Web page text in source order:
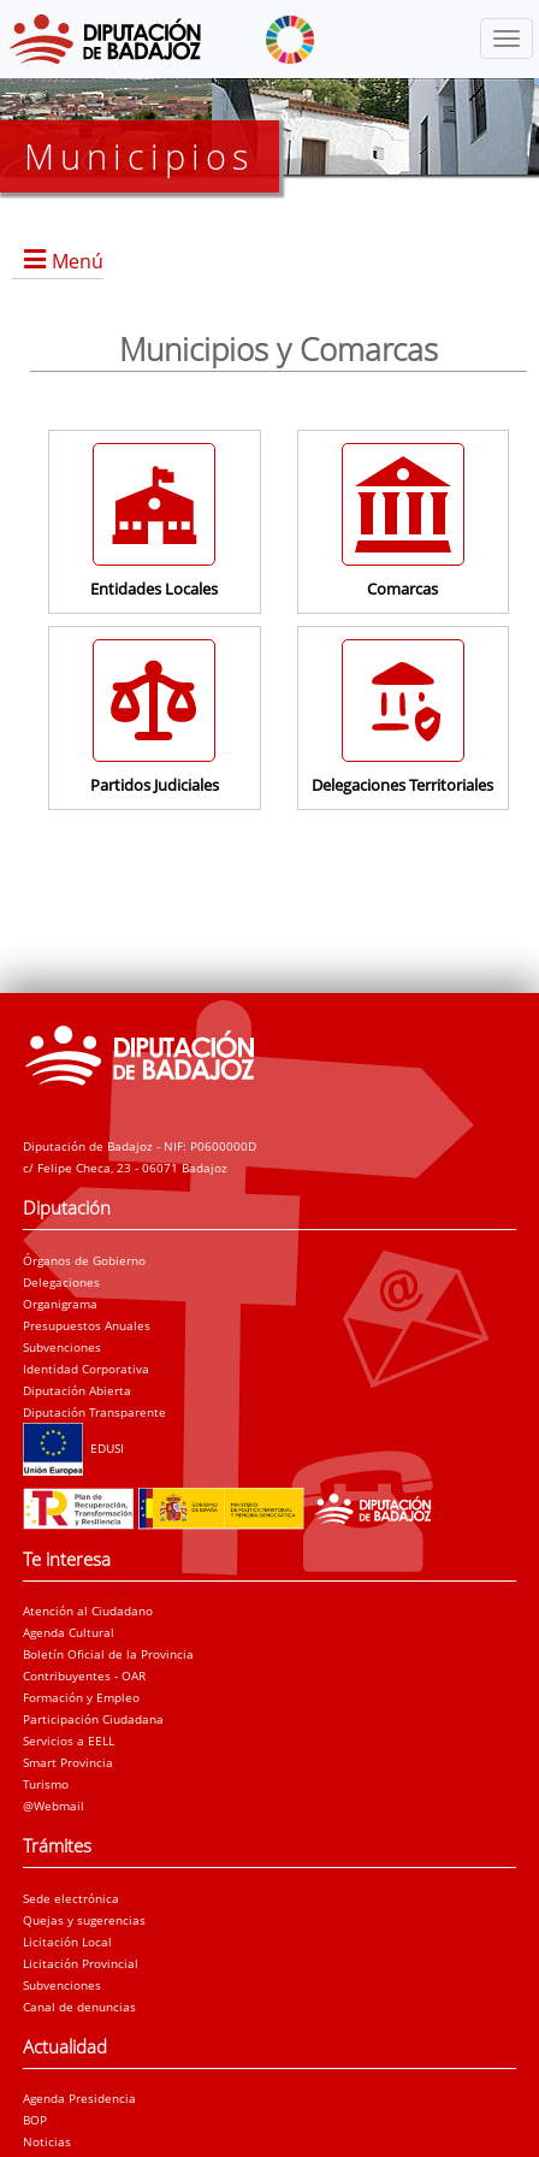
Municipios
Menú
Municipios y Comarcas
Entidades Locales Comarcas
Partidos Judiciales Delegaciones Territoriales
Diputación de Badajoz - NIF: P0600000D
c/ Felipe Checa, 23 - 06071 Badajoz
Diputación
Órganos de Gobierno
Delegaciones
Organigrama
Presupuestos Anuales
Subvenciones
Identidad Corporativa
Diputación Abierta
Diputación Transparente
EDUSI
Te interesa
Atención al Ciudadano
Agenda Cultural
Boletín Oficial de la Provincia
Contribuyentes - OAR
Formación y Empleo
Participación Ciudadana
Servicios a EELL
Smart Provincia
Turismo
@Webmail
Trámites
Sede electrónica
Quejas y sugerencias
Licitación Local
Licitación Provincial
Subvenciones
Canal de denuncias
Actualidad
Agenda Presidencia
BOP
Noticias